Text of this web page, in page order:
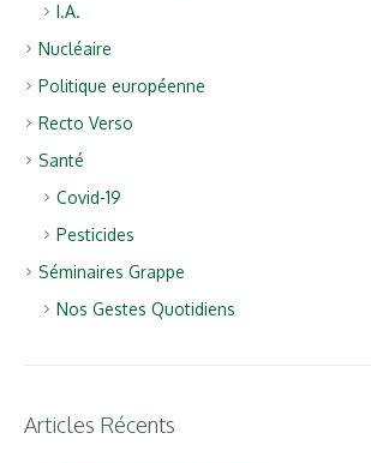
I.A.
Nucléaire
Politique européenne
Recto Verso
Santé
Covid-19
Pesticides
Séminaires Grappe
Nos Gestes Quotidiens
Articles Récents